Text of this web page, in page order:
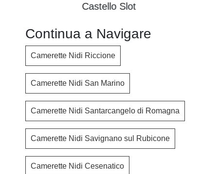
Castello Slot
Continua a Navigare
Camerette Nidi Riccione
Camerette Nidi San Marino
Camerette Nidi Santarcangelo di Romagna
Camerette Nidi Savignano sul Rubicone
Camerette Nidi Cesenatico